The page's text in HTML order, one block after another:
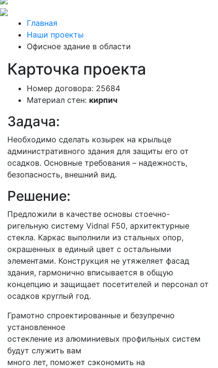
Главная
Наши проекты
Офисное здание в области
Карточка проекта
Номер договора: 25684
Материал стен: кирпич
Задача:
Необходимо сделать козырек на крыльце
административного здания для защиты его от
осадков. Основные требования – надежность,
безопасность, внешний вид.
Решение:
Предложили в качестве основы стоечно-
ригельную систему Vidnal F50, архитектурные
стекла. Каркас выполнили из стальных опор,
окрашенных в единый цвет с остальными
элементами. Конструкция не утяжеляет фасад
здания, гармонично вписывается в общую
концепцию и защищает посетителей и персонал от
осадков круглый год.
Грамотно спроектированные и безупречно
установленное
остекление из алюминиевых профильных систем
будут служить вам
много лет, поможет сэкономить на